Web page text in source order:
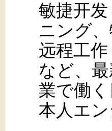
敏捷开
ニング
远程工
など、
業で働
本人エ